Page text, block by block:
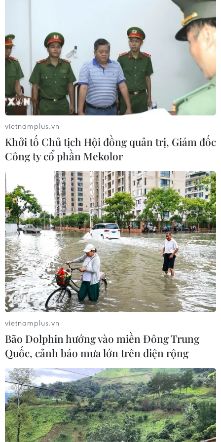
Điện cho Vườn quốc gia Phong Nha-
Kẻ Bàng
05/08/2026 12:11
Bão số 3 tiếp tục đổi hướng, di
chuyển nhanh hơn
Bão số 3 đổi hướng, di chuyển chậm
với tốc độ khoảng 5 km/h
05/08/2026 08:05
Italy nâng báo động đỏ trên toàn bộ
27 thành phố do nắng nóng kỷ lục
05/08/2026 06:31
Động đất mạnh làm rung chuyển
miền Nam Philippines
05/08/2026 05:29
Thời tiết miền Bắc sẽ ảnh
hưởng ra sao khi bão số 3 Kujira đi
vào Biển Đông?
05/08/2026 04:56
vietnamplus.vn
Khởi tố Chủ tịch Hội đồng quản trị, Giám đốc
Công ty cổ phần Mekolor
vietnamplus.vn
Bão Dolphin hướng vào miền Đông Trung
Quốc, cảnh báo mưa lớn trên diện rộng